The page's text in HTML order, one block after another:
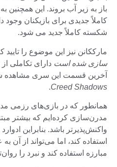
باز به زیر آب بروند. این همچنین
کاملاً جدیدی برای بازیکنان
شکسته کاملاً جدید می شود.
مارککانن نیز این موضوع را تایید
سازی شده است دارای تکاملی
آخرین قسمت این سری
Creed Shadows
.
همانطور که در بازی‌های رزمی
مدرن‌سازی کرده‌ایم که بیشتر
واکنش‌پذیرتر باشد. بنابراین
استفاده کند، اما می‌تواند از
مبارزه استفاده کند و نبرد را